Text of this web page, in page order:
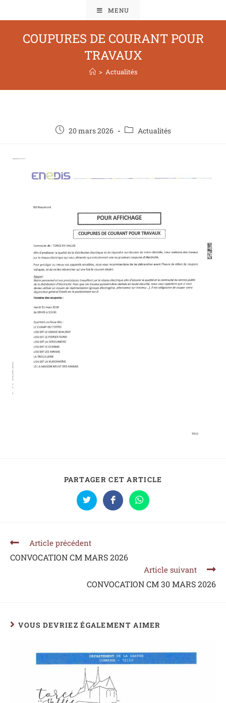
MENU
COUPURES DE COURANT POUR
TRAVAUX
> Actualités
20 mars 2026 Actualités
PARTAGER CET ARTICLE
Article précédent
CONVOCATION CM MARS 2026
Article suivant
CONVOCATION CM 30 MARS 2026
VOUS DEVRIEZ ÉGALEMENT AIMER